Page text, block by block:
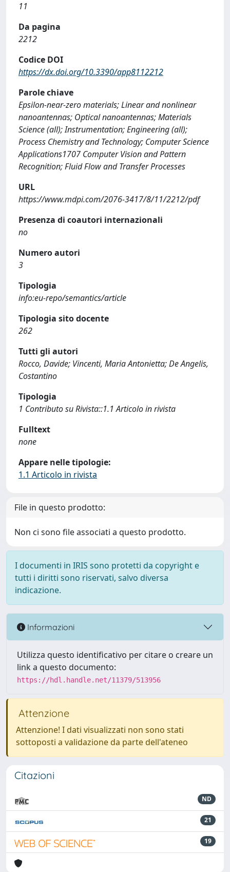
11
Da pagina
2212
Codice DOI
https://dx.doi.org/10.3390/app8112212
Parole chiave
Epsilon-near-zero materials; Linear and nonlinear
nanoantennas; Optical nanoantennas; Materials
Science (all); Instrumentation; Engineering (all);
Process Chemistry and Technology; Computer Science
Applications1707 Computer Vision and Pattern
Recognition; Fluid Flow and Transfer Processes
URL
https://www.mdpi.com/2076-3417/8/11/2212/pdf
Presenza di coautori internazionali
no
Numero autori
3
Tipologia
info:eu-repo/semantics/article
Tipologia sito docente
262
Tutti gli autori
Rocco, Davide; Vincenti, Maria Antonietta; De Angelis,
Costantino
Tipologia
1 Contributo su Rivista::1.1 Articolo in rivista
Fulltext
none
Appare nelle tipologie:
1.1 Articolo in rivista
File in questo prodotto:
Non ci sono file associati a questo prodotto.
I documenti in IRIS sono protetti da copyright e
tutti i diritti sono riservati, salvo diversa
indicazione.
Informazioni
Utilizza questo identificativo per citare o creare un
link a questo documento:
https://hdl.handle.net/11379/513956
Attenzione
Attenzione! I dati visualizzati non sono stati
sottoposti a validazione da parte dell'ateneo
Citazioni
ND
21
19